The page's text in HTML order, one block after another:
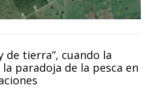
de tierra”, cuando la
paradoja de la pesca en